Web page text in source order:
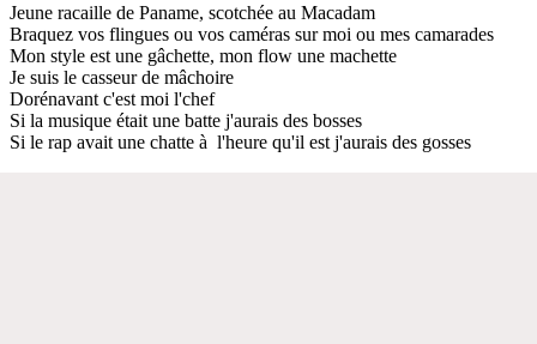
Jeune racaille de Paname, scotchée au Macadam
Braquez vos flingues ou vos caméras sur moi ou mes camarades
Mon style est une gâchette, mon flow une machette
Je suis le casseur de mâchoire
Dorénavant c'est moi l'chef
Si la musique était une batte j'aurais des bosses
Si le rap avait une chatte à l'heure qu'il est j'aurais des gosses